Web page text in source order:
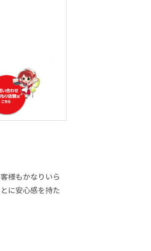
様もかなりいら
に安心感を持た